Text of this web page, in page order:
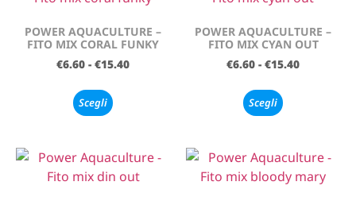
POWER AQUACULTURE –
FITO MIX CORAL FUNKY
€6.60 - €15.40
Scegli
POWER AQUACULTURE –
FITO MIX CYAN OUT
€6.60 - €15.40
Scegli